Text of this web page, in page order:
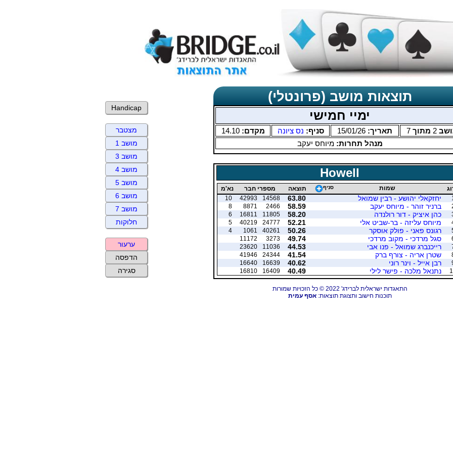
תוצאות מושב (פרונטלי)
ימיי חמישי
2 מתוך7 תאריך: 15/01/26 סניף: נס ציונה מקדם:14.10
מנהל תחרות:מיוחס יעקב
Howell
שמות סניף תוצאה מספרי חבר
נא'מ
1
יחזקאלי יהושע - רבין שמואל 63.80
14568
42993
10
ברניר זוהר - מיוחס יעקב 58.59
2466
8871
8
כהן איציק - דור רולנדה 58.20
11805
16811
6
מיוחס עליזה - בר-שביט אלי 52.21
24777
40219
5
רגונס פאני - פולק אוסקר 50.26
40261
1061
4
סגל מרדכי - מקוב מרדכי 49.74
3273
11172
רייכנברג שמואל - פנו אבי 44.53
11036
23620
שטרן אריה - צורף ברק 41.54
24344
41946
רבן אייל - וינר רוני 40.62
16639
16640
נתנאל מלכה - פישר לילי 40.49
16409
16810
התאגדות ישראלית לברידג' 2022 © כל הזכויות שמורות
תוכנות חישוב ותצוגת תוצאות:אסף עמית
Handicap
מצטבר
מושב 1
מושב 3
מושב 4
מושב 5
מושב 6
מושב 7
חלוקות
ערעור
הדפסה
סגירה